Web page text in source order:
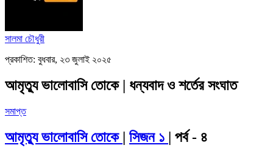
সালমা চৌধুরী
প্রকাশিত: বুধবার, ২৩ জুলাই ২০২৫
আমৃত্যু ভালোবাসি তোকে | ধন্যবাদ ও শর্তের সংঘাত
সমাপ্ত
আমৃত্যু ভালোবাসি তোকে | সিজন ১ | পর্ব - ৪